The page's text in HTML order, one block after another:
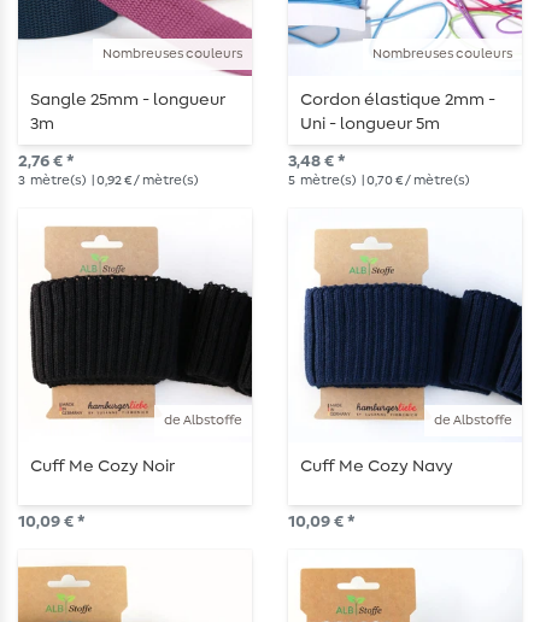
Nombreuses couleurs
Sangle 25mm - longueur
3m
2,76 € *
3 mètre(s) | 0,92 € / mètre(s)
Nombreuses couleurs
Cordon élastique 2mm -
Uni - longueur 5m
3,48 € *
5 mètre(s) | 0,70 € / mètre(s)
de Albstoffe
Cuff Me Cozy Noir
10,09 € *
de Albstoffe
Cuff Me Cozy Navy
10,09 € *